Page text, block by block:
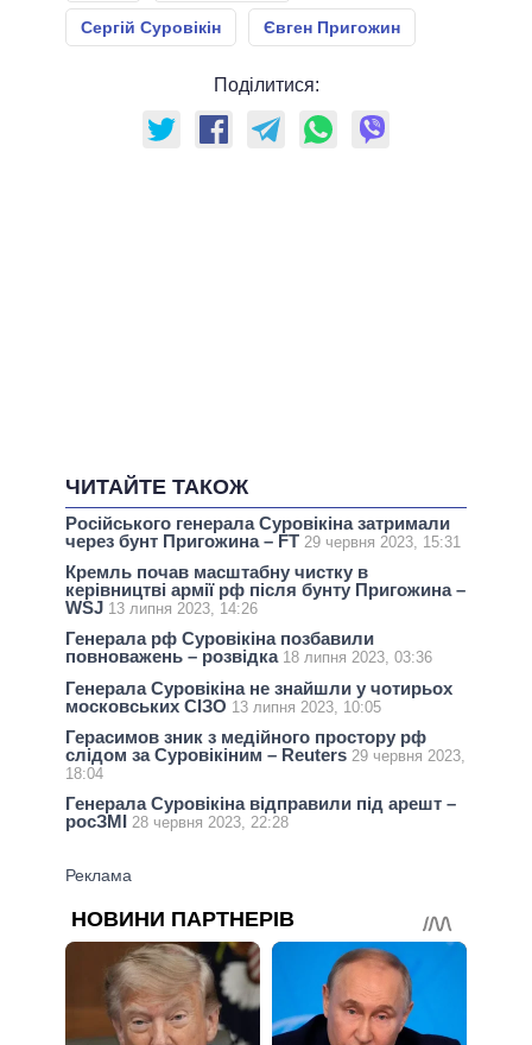
Сергій Суровікін Євген Пригожин
Поділитися:
ЧИТАЙТЕ ТАКОЖ
Російського генерала Суровікіна затримали
через бунт Пригожина – FT 29 червня 2023, 15:31
Кремль почав масштабну чистку в
керівництві армії рф після бунту Пригожина –
WSJ 13 липня 2023, 14:26
Генерала рф Суровікіна позбавили
повноважень – розвідка 18 липня 2023, 03:36
Генерала Суровікіна не знайшли у чотирьох
московських СІЗО 13 липня 2023, 10:05
Герасимов зник з медійного простору рф
слідом за Суровікіним – Reuters 29 червня 2023,
18:04
Генерала Суровікіна відправили під арешт –
росЗМІ 28 червня 2023, 22:28